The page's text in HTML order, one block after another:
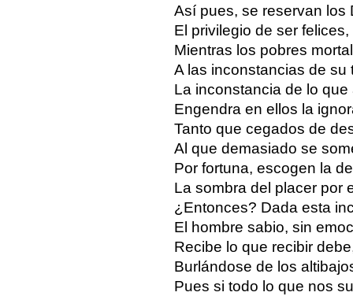
Así pues, se reservan los
El privilegio de ser felices,
Mientras los pobres
A las inconstancias de su
La inconstancia de lo que
Engendra en ellos la
Tanto que cegados de
Al que demasiado se
Por fortuna, escogen la
La sombra del placer por
¿Entonces? Dada esta
El hombre sabio, sin
Recibe lo que recibir
Burlándose de los
Pues si todo lo que nos